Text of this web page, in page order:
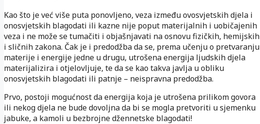
Kao što je već više puta ponovljeno, veza između ovosvjetskih djela i
onosvjetskih blagodati ili kazne nije poput materijalnih i uobičajenih
veza i ne može se tumačiti i objašnjavati na osnovu fizičkih, hemijskih
i sličnih zakona. Čak je i predodžba da se, prema učenju o pretvaranju
materije i energije jedne u drugu, utrošena energija ljudskih djela
materijalizira i otjelovljuje, te da se kao takva javlja u obliku
onosvjetskih blagodati ili patnje – neispravna predodžba.
Prvo, postoji mogućnost da energija koja je utrošena prilikom govora
ili nekog djela ne bude dovoljna da bi se mogla pretvoriti u sjemenku
jabuke, a kamoli u bezbrojne džennetske blagodati!